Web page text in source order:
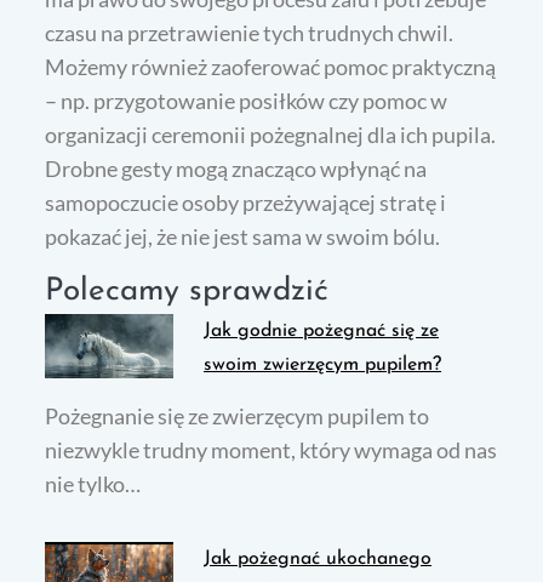
czasu na przetrawienie tych trudnych chwil.
Możemy również zaoferować pomoc praktyczną
– np. przygotowanie posiłków czy pomoc w
organizacji ceremonii pożegnalnej dla ich pupila.
Drobne gesty mogą znacząco wpłynąć na
samopoczucie osoby przeżywającej stratę i
pokazać jej, że nie jest sama w swoim bólu.
Polecamy sprawdzić
Jak godnie pożegnać się ze
swoim zwierzęcym pupilem?
Pożegnanie się ze zwierzęcym pupilem to
niezwykle trudny moment, który wymaga od nas
nie tylko…
Jak pożegnać ukochanego